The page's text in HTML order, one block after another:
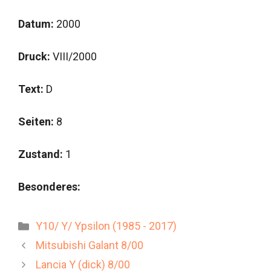
Datum: 2000
Druck: VIII/2000
Text: D
Seiten: 8
Zustand: 1
Besonderes:
Kategorien
Y10/ Y/ Ypsilon (1985 - 2017)
Mitsubishi Galant 8/00
Lancia Y (dick) 8/00